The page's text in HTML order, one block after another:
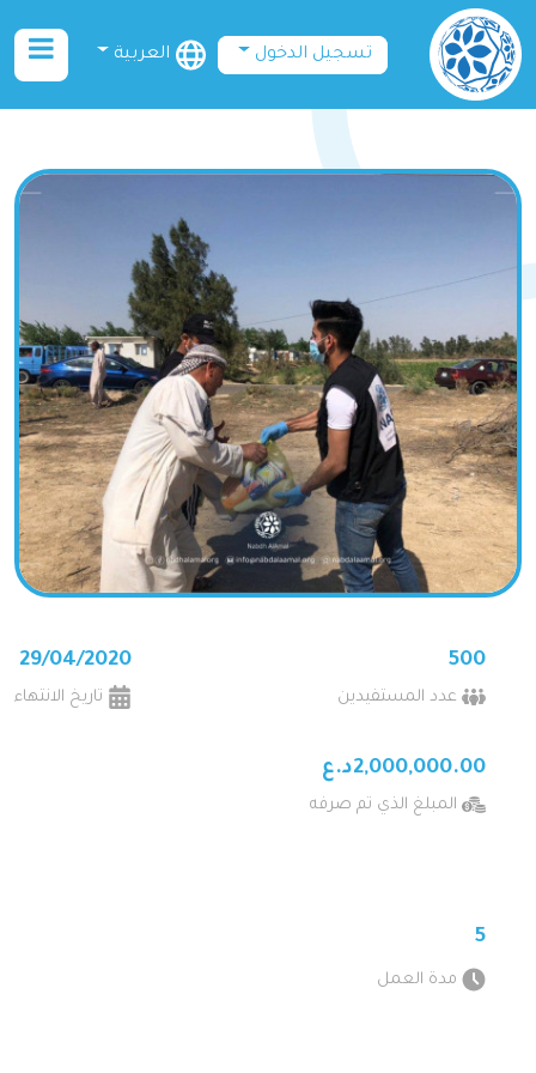
العربية تسجيل الدخول
500
عدد المستفيدين
29/04/2020
تاريخ الانتهاء
2,000,000.00د.ع
المبلغ الذي تم صرفه
5
مدة العمل